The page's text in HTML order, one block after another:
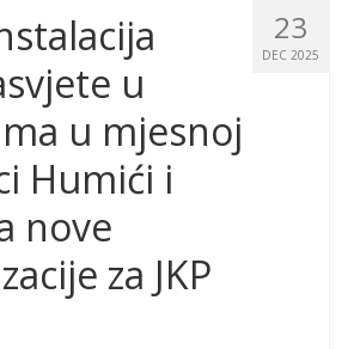
23
DEC 2025
u
u mjesnoj
Humići i
nove
za JKP